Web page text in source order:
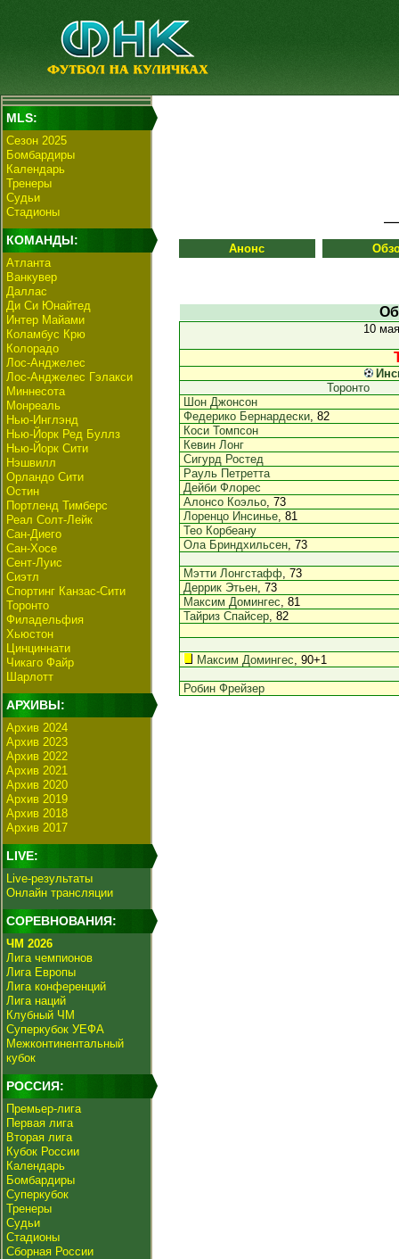
MLS:
Сезон 2025
Бомбардиры
Календарь
Тренеры
Судьи
Стадионы
КОМАНДЫ:
Атланта
Ванкувер
Даллас
Ди Си Юнайтед
Интер Майами
Коламбус Крю
Колорадо
Лос-Анджелес
Лос-Анджелес Гэлакси
Миннесота
Монреаль
Нью-Инглэнд
Нью-Йорк Ред Буллз
Нью-Йорк Сити
Нэшвилл
Орландо Сити
Остин
Портленд Тимберс
Реал Солт-Лейк
Сан-Диего
Сан-Хосе
Сент-Луис
Сиэтл
Спортинг Канзас-Сити
Торонто
Филадельфия
Хьюстон
Цинциннати
Чикаго Файр
Шарлотт
АРХИВЫ:
Архив 2024
Архив 2023
Архив 2022
Архив 2021
Архив 2020
Архив 2019
Архив 2018
Архив 2017
LIVE:
Live-результаты
Онлайн трансляции
СОРЕВНОВАНИЯ:
ЧМ 2026
Лига чемпионов
Лига Европы
Лига конференций
Лига наций
Клубный ЧМ
Суперкубок УЕФА
Межконтинентальный
кубок
РОССИЯ:
Премьер-лига
Первая лига
Вторая лига
Кубок России
Календарь
Бомбардиры
Суперкубок
Тренеры
Судьи
Стадионы
Сборная России
Анонс
10
Торонто
Шон Джонсон
Федерико Бернардески, 82
Коси Томпсон
Кевин Лонг
Сигурд Ростед
Рауль Петретта
Дейби Флорес
Алонсо Коэльо, 73
Лоренцо Инсинье, 81
Тео Корбеану
Ола Бриндхильсен, 73
Мэтти Лонгстафф, 73
Деррик Этьен, 73
Максим Домингес, 81
Тайриз Спайсер, 82
Максим Домингес, 90+1
Робин Фрейзер